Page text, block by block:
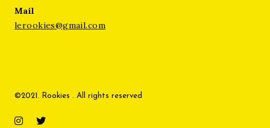
Mail
lerookies@gmail.com
©2021. Rookies . All rights reserved
Instagram
Twitter